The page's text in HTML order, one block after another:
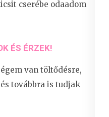
cserébe odaadom
ÉS ÉRZEK!
van töltődésre,
továbbra is tudjak